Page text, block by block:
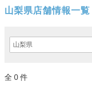
山梨県店舗情報一覧
全 0 件